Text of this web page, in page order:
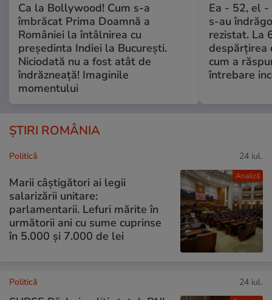
Ca la Bollywood! Cum s-a
îmbrăcat Prima Doamnă a
României la întâlnirea cu
președinta Indiei la București.
Niciodată nu a fost atât de
îndrăzneață! Imaginile
momentului
Ea - 52, el -
s-au
rezistat. La
despărțirea
cum a
întrebare
ȘTIRI ROMÂNIA
Analiză
Politică 24 iul.
Marii câștigători ai legii
salarizării unitare:
parlamentarii. Lefuri mărite în
următorii ani cu sume cuprinse
în 5.000 și 7.000 de lei
Politică 24 iul.